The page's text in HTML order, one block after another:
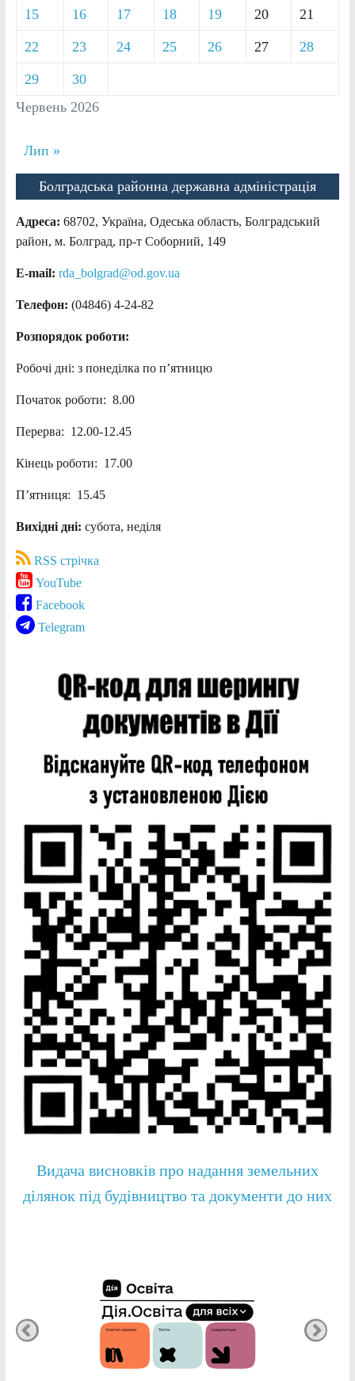
Червень 2026
15 16 17 18 19 20 21
22 23 24 25 26 27 28
29 30
Лип »
Болградська районна державна адміністрація
Адреса: 68702, Україна, Одеська область, Болградський
район, м. Болград, пр-т Соборний, 149
E-mail: rda_bolgrad@od.gov.ua
Телефон: (04846) 4-24-82
Розпорядок роботи:
Робочі дні: з понеділка по п’ятницю
Початок роботи: 8.00
Перерва: 12.00-12.45
Кінець роботи: 17.00
П’ятниця: 15.45
Вихідні дні: субота, неділя
RSS стрічка
YouTube
Facebook
Telegram
Видача висновків про надання земельних
ділянок під будівництво та документи до них